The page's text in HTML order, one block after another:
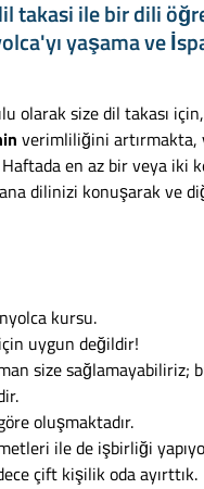
takasi ile bir dili
yaşama ve
olarak size dil takası
verimliliğini artırmakta,
en az bir veya iki
dilinizi konuşarak ve
kursu.
uygun değildir!
size sağlamayabiliriz;
oluşmaktadır.
ile de işbirliği
çift kişilik oda ayırttık.